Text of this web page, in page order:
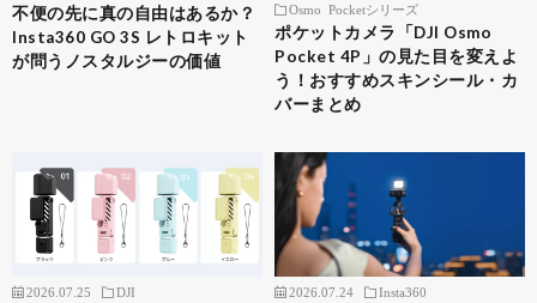
不便の先に真の自由はあるか？
Insta360 GO 3S レトロキット
が問うノスタルジーの価値
Osmo Pocketシリーズ
ポケットカメラ「DJI Osmo
Pocket 4P」の見た目を変えよ
う！おすすめスキンシール・カ
バーまとめ
2026.07.25
DJI
2026.07.24 Insta360